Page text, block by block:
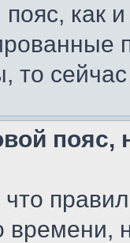
как
то
пояс,